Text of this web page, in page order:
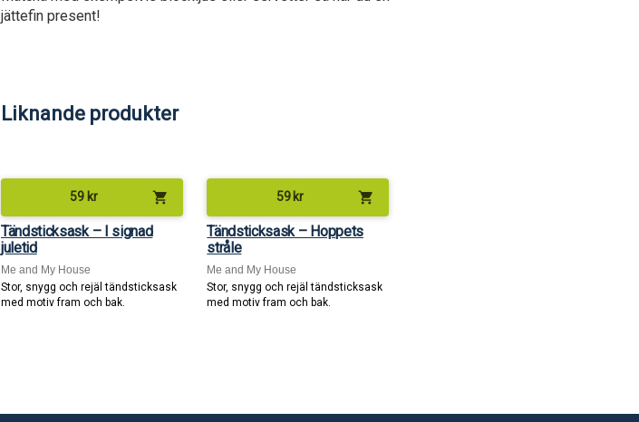
jättefin present!
Liknande produkter
59 kr shopping_cart
Tändsticksask – I signad
juletid
Me and My House
Stor, snygg och rejäl tändsticksask
med motiv fram och bak.
59 kr shopping_cart
Tändsticksask – Hoppets
stråle
Me and My House
Stor, snygg och rejäl tändsticksask
med motiv fram och bak.